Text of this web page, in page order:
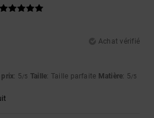
Achat vérifié
prix: 5/5 Taille: Taille parfaite Matière: 5/5